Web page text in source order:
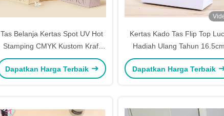
Tas Belanja Kertas Spot UV Hot
Stamping CMYK Kustom Kraft
Dengan Logo
Dapatkan Harga Terbaik
Kertas Kado Tas Flip Top
Hadiah Ulang Tahun 16.5cm
27cm Tas Belanja Grosir
Pegangan
Dapatkan Harga Terbaik